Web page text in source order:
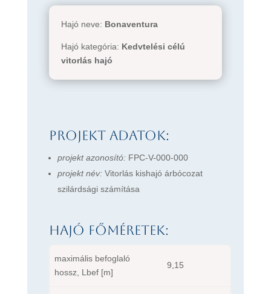
Hajó neve: Bonaventura
Hajó kategória: Kedvtelési célú
vitorlás hajó
Projekt adatok:
projekt azonosító:FPC-V-000-000
projekt név:Vitorlás kishajó árbócozat
szilárdsági számítása
Hajó főméretek:
maximális befoglaló
hossz, Lbef [m]
9,15